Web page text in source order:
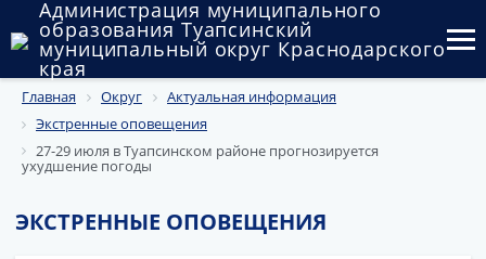
Администрация муниципального
образования Туапсинский
муниципальный округ Краснодарского
края
Округ
Администрация
Главная Округ
Актуальная информация
Экстренные оповещения
27-29 июля в Туапсинском районе прогнозируется
ухудшение погоды
ЭКСТРЕННЫЕ ОПОВЕЩЕНИЯ